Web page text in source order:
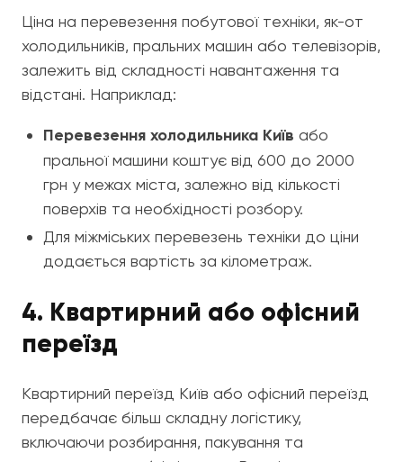
Ціна на перевезення побутової техніки, як-от
холодильників, пральних машин або телевізорів,
залежить від складності навантаження та
відстані. Наприклад:
Перевезення холодильника Київ або
пральної машини коштує від 600 до 2000
грн у межах міста, залежно від кількості
поверхів та необхідності розбору.
Для міжміських перевезень техніки до ціни
додається вартість за кілометраж.
4. Квартирний або офісний
переїзд
Квартирний переїзд Київ або офісний переїзд
передбачає більш складну логістику,
включаючи розбирання, пакування та